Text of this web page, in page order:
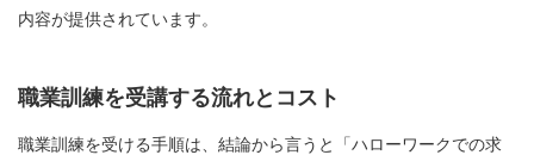
内容が提供されています。
職業訓練を受講する流れとコスト
職業訓練を受ける手順は、結論から言うと「ハローワークでの求